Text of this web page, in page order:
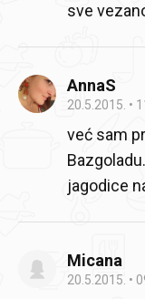
sve
AnnaS
20.5.2015.
već sam
jagodice
Micana
20.5.2015.